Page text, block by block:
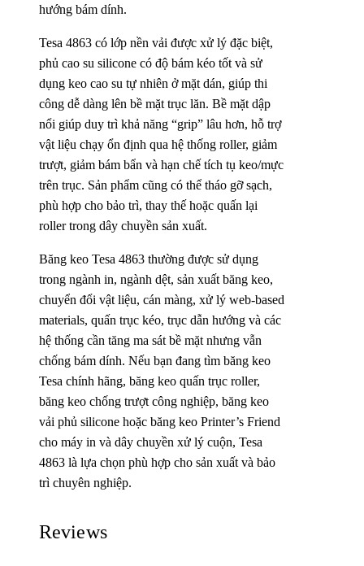
hướng bám dính.
Tesa 4863 có lớp nền vải được xử lý đặc biệt,
phủ cao su silicone có độ bám kéo tốt và sử
dụng keo cao su tự nhiên ở mặt dán, giúp thi
công dễ dàng lên bề mặt trục lăn. Bề mặt dập
nổi giúp duy trì khả năng “grip” lâu hơn, hỗ trợ
vật liệu chạy ổn định qua hệ thống roller, giảm
trượt, giảm bám bẩn và hạn chế tích tụ keo/mực
trên trục. Sản phẩm cũng có thể tháo gỡ sạch,
phù hợp cho bảo trì, thay thế hoặc quấn lại
roller trong dây chuyền sản xuất.
Băng keo Tesa 4863 thường được sử dụng
trong ngành in, ngành dệt, sản xuất băng keo,
chuyển đổi vật liệu, cán màng, xử lý web-based
materials, quấn trục kéo, trục dẫn hướng và các
hệ thống cần tăng ma sát bề mặt nhưng vẫn
chống bám dính. Nếu bạn đang tìm băng keo
Tesa chính hãng, băng keo quấn trục roller,
băng keo chống trượt công nghiệp, băng keo
vải phủ silicone hoặc băng keo Printer’s Friend
cho máy in và dây chuyền xử lý cuộn, Tesa
4863 là lựa chọn phù hợp cho sản xuất và bảo
trì chuyên nghiệp.
Reviews